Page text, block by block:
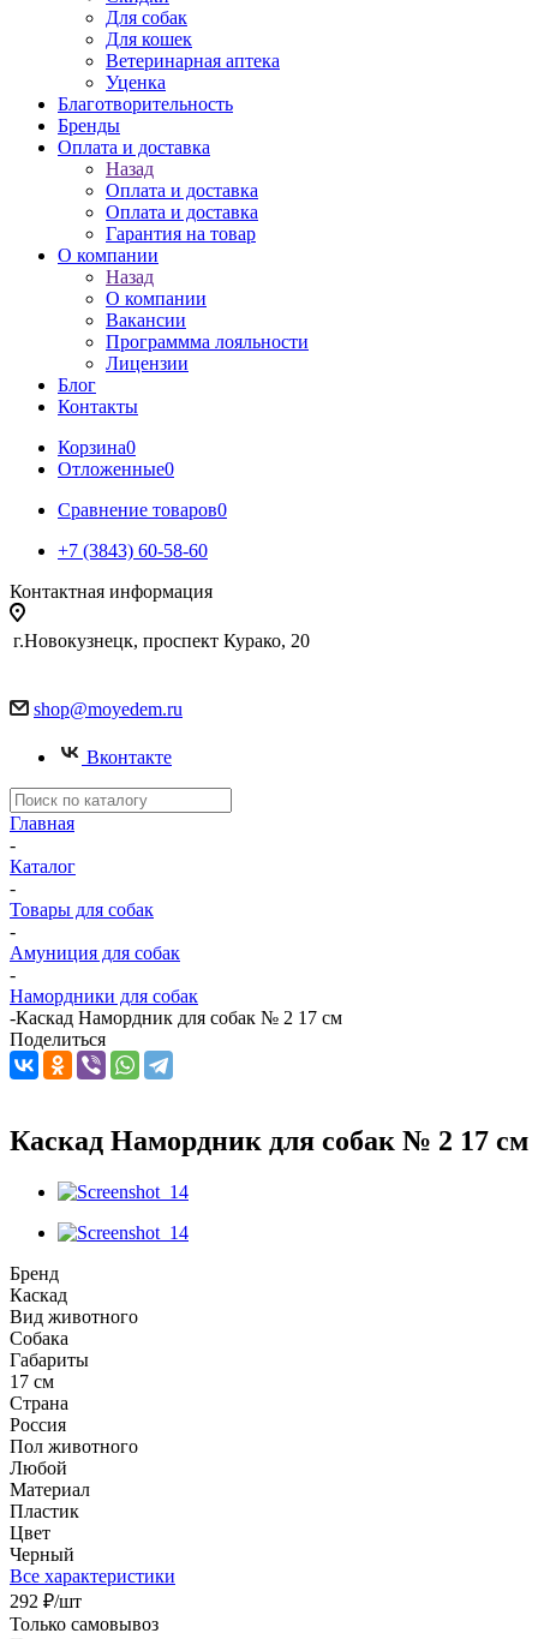
Для собак
Для кошек
Ветеринарная аптека
Уценка
Благотворительность
Бренды
Оплата и доставка
Назад
Оплата и доставка
Оплата и доставка
Гарантия на товар
О компании
Назад
О компании
Вакансии
Программма лояльности
Лицензии
Блог
Контакты
Корзина0
Отложенные0
Сравнение товаров0
+7 (3843) 60-58-60
Контактная информация
г.Новокузнецк, проспект Курако, 20
shop@moyedem.ru
Вконтакте
Главная
-
Каталог
-
Товары для собак
-
Амуниция для собак
-
Намордники для собак
-Каскад Намордник для собак № 2 17 см
Поделиться
Каскад Намордник для собак № 2 17 см
Бренд
Каскад
Вид животного
Собака
Габариты
17 см
Страна
Россия
Пол животного
Любой
Материал
Пластик
Цвет
Черный
Все характеристики
292 ₽/шт
Только самовывоз